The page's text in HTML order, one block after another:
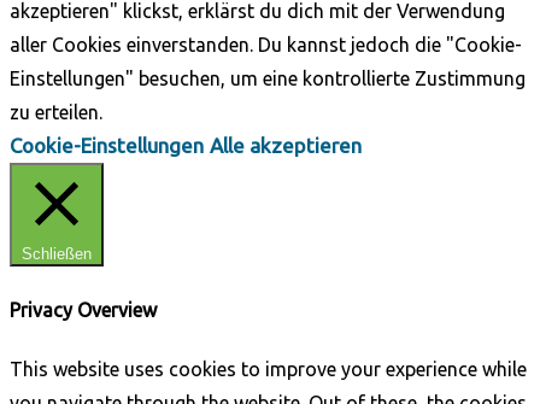
akzeptieren" klickst, erklärst du dich mit der Verwendung
aller Cookies einverstanden. Du kannst jedoch die "Cookie-
Einstellungen" besuchen, um eine kontrollierte Zustimmung
zu erteilen.
Cookie-Einstellungen Alle akzeptieren
Schließen
Privacy Overview
This website uses cookies to improve your experience while